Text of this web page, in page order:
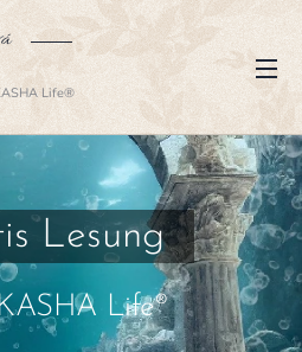
Life®
Lesung
Life®